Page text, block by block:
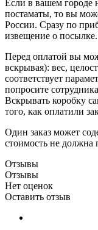
Если в вашем городе
постаматы, то вы
России. Сразу по
извещение о посылке.
Перед оплатой вы
вскрывая): вес,
соответствует
попросите
Вскрывать коробку
того, как оплатили
Один заказ может
стоимость не должна
Отзывы
Отзывы
Нет оценок
Оставить отзыв